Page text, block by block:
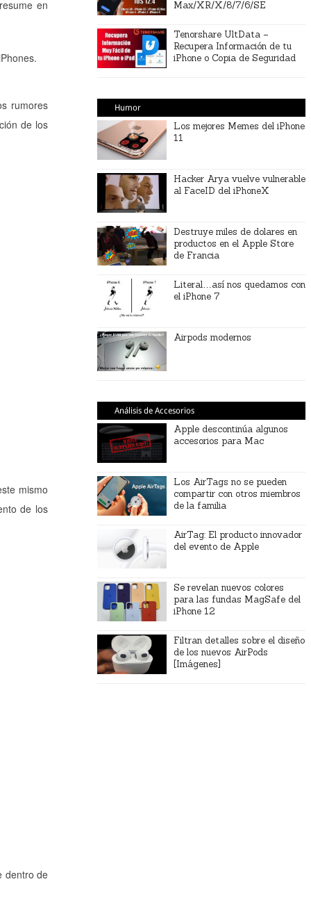
en
rumores
de los
mismo
de los
dentro de
Max/XR/X/8/7/6/SE
Tenorshare UltData –
Recupera Información de tu
iPhone o Copia de Seguridad
Humor
Los mejores Memes del iPhone
11
Hacker Arya vuelve vulnerable
al FaceID del iPhoneX
Destruye miles de dolares en
productos en el Apple Store
de Francia
Literal…así nos quedamos con
el iPhone 7
Airpods modernos
Análisis de Accesorios
Apple descontinúa algunos
accesorios para Mac
Los AirTags no se pueden
compartir con otros miembros
de la familia
AirTag: El producto innovador
del evento de Apple
Se revelan nuevos colores
para las fundas MagSafe del
iPhone 12
Filtran detalles sobre el diseño
de los nuevos AirPods
[Imágenes]